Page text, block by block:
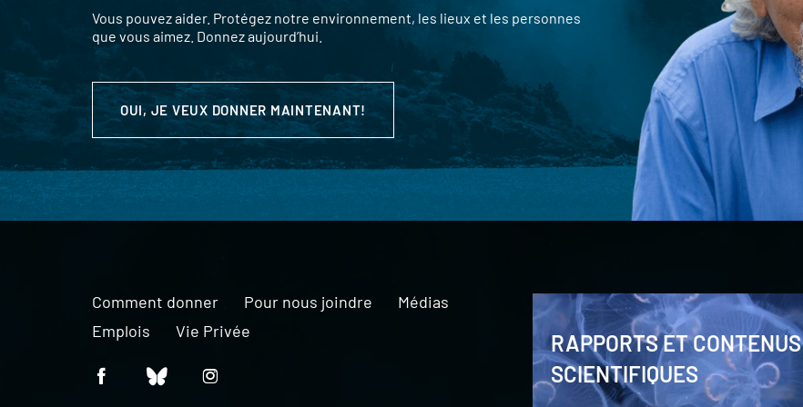
Vous pouvez aider. Protégez notre environnement, les lieux et les personnes
que vous aimez. Donnez aujourd’hui.
OUI, JE VEUX DONNER MAINTENANT!
RAPPORTS ET CONTENUS
SCIENTIFIQUES
Comment donner Pour nous joindre
Médias
Emplois
Vie Privée